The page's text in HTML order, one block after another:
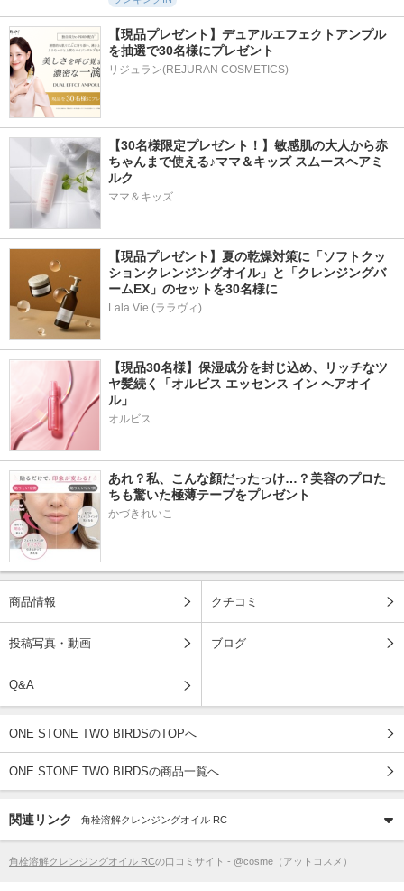
【現品プレゼント】デュアルエフェクトアンプル
を抽選で30名様にプレゼント
リジュラン(REJURAN COSMETICS)
【30名様限定プレゼント！】敏感肌の大人から赤
ちゃんまで使える♪ママ＆キッズ スムースヘアミ
ルク
ママ＆キッズ
【現品プレゼント】夏の乾燥対策に「ソフトクッ
ションクレンジングオイル」と「クレンジングバ
ームEX」のセットを30名様に
Lala Vie (ララヴィ)
【現品30名様】保湿成分を封じ込め、リッチなツ
ヤ髪続く「オルビス エッセンス イン ヘアオイ
ル」
オルビス
あれ？私、こんな顔だったっけ…？美容のプロた
ちも驚いた極薄テープをプレゼント
かづきれいこ
商品情報 クチコミ
投稿写真・動画 ブログ
Q&A
ONE STONE TWO BIRDSのTOPへ
ONE STONE TWO BIRDSの商品一覧へ
関連リンク 角栓溶解クレンジングオイル RC
角栓溶解クレンジングオイル RCの口コミサイト - @cosme（アットコスメ）